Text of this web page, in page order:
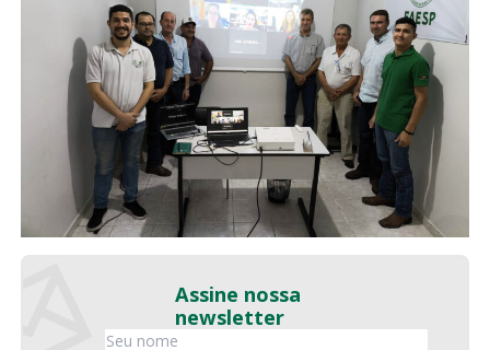
Assine nossa
newsletter